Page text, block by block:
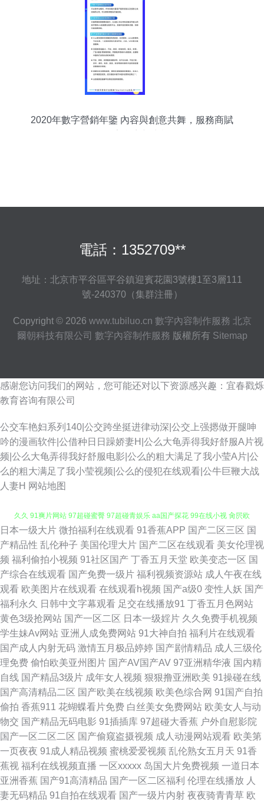
2020年數字營銷年鑒 內容與創意共舞，服務商賦
電話：1352709**
地址：北京市平谷區平谷鎮迎賓花園3號樓1至3層111
號-240370（集群注冊）
Copyright © 2026 www.tubiluo.cn 數字內容制作服務 北京
爾朝科技有限公司 數字內容制作服務 版權所有 Sitemap
感谢您访问我们的网站，您可能还对以下资源感兴趣：宜春戳烁
教育咨询有限公司
公交车艳妇系列140|公交跨坐挺进律动深|公交上强摁做开腿呻
吟的漫画软件|公借种日日躁娇妻H|公么大龟弄得我好舒服A片视
频|公么大龟弄得我好舒服电影|公么的粗大满足了我小莹A片|公
么的粗大满足了我小莹视频|公么的侵犯在线观看|公牛巨鞭大战
人妻H 网站地图
91刺激在线视频 精东肏屄 亚洲性爱视频 91n在线 91蜜桃破 91免费国 91社
久久 91爽片网站 97超碰蜜臀 97超碰青娱乐 aa国产探花 99在线小视 肏屄欧
美 国产精选AV网站 久草福利小视频 久久影院福利社 人妖性爱大片 深夜福利
站 亚洲第11色图 91社区入口 AV男天堂 AV在线资源导航 草莓伊人成人网 丰
满人妻中出网址 韩国无码一级 久草超碰97在线 久久分区操 萌白酱一线天av
日韩最新中文字幕 深夜影院H 熟妇精品视频91 五月婷婷色情 先锋成人网 国
产精品日韩久久 老湿机无码 欧美日韩国产91 伊香蕉大综 91免费观 91探花
在线 AV网址 俺去也伊人影院 岛国电影精品在线 福利导航 国产精品黑丝传媒
狼友久久 高清无码 久久国产精品一 欧美岛国123 欧州包情成人一区 三级片
av在线 国产精品韩日 欧美ay 欧洲精品 人妻另类 午夜影院美女 成人自慰 久
日本一级大片 微拍福利在线观看 91香蕉APP 国产二区三区 国
产精品性 乱伦种子 美国伦理大片 国产二区在线观看 美女伦理视
频 福利偷拍小视频 91社区国产 丁香五月天堂 欧美变态一区 国
产综合在线观看 国产免费一级片 福利视频资源站 成人午夜在线
观看 欧美图片在线观看 在线观看h视频 国产a级0 变性人妖 国产
福利永久
日韩中文字幕观看 足交在线播放91 丁香五月色网站
黄色3级抢网站 国产一区二区 日本一级婬片 久久免费手机视频
学生妹Av网站 亚洲人成免费网站 91大神自拍 福利片在线观看
国产成人内射无码 激情五月极品婷婷 国产剧情精品 成人三级伦
理免费 偷怕欧美亚州图片 国产AV国产AV 97亚洲精华液 国内精
自线 国产精品3级片 成年女人视频 狠狠撸亚洲欧美 91操碰在线
国产高清精品二区 国产欧美在线视频 欧美色综合网 91国产自拍
偷拍 香蕉911 花蝴蝶看片免费 白丝美女免费网站 欧美女人与动
物交 国产精品无码电影 91插插库 97超碰大香蕉 户外自慰影院
国产一区二区二区 国产偷窥盗摄视频 成人动漫网站观看 欧美第
一页夜夜 91成人精品视频 蜜桃爱爱视频 乱伦熟女五月天 91香
蕉视 福利在线视频直播 一区xxxxx 岛国大片免费视频 一道日本
亚洲香蕉 国产91高清精品 国产一区二区福利 伦理在线播放 人
妻无码精品 91自拍在线观看 国产一级片内射 夜夜骑青青草 欧